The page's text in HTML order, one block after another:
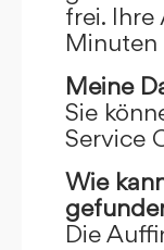
frei.
Meine
Sie
Service
Wie
Die